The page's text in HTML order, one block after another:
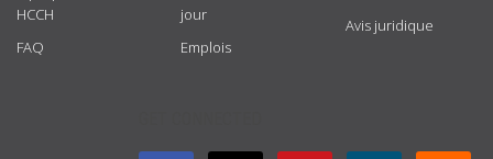
HCCH
FAQ
jour
Emplois
Avis juridique